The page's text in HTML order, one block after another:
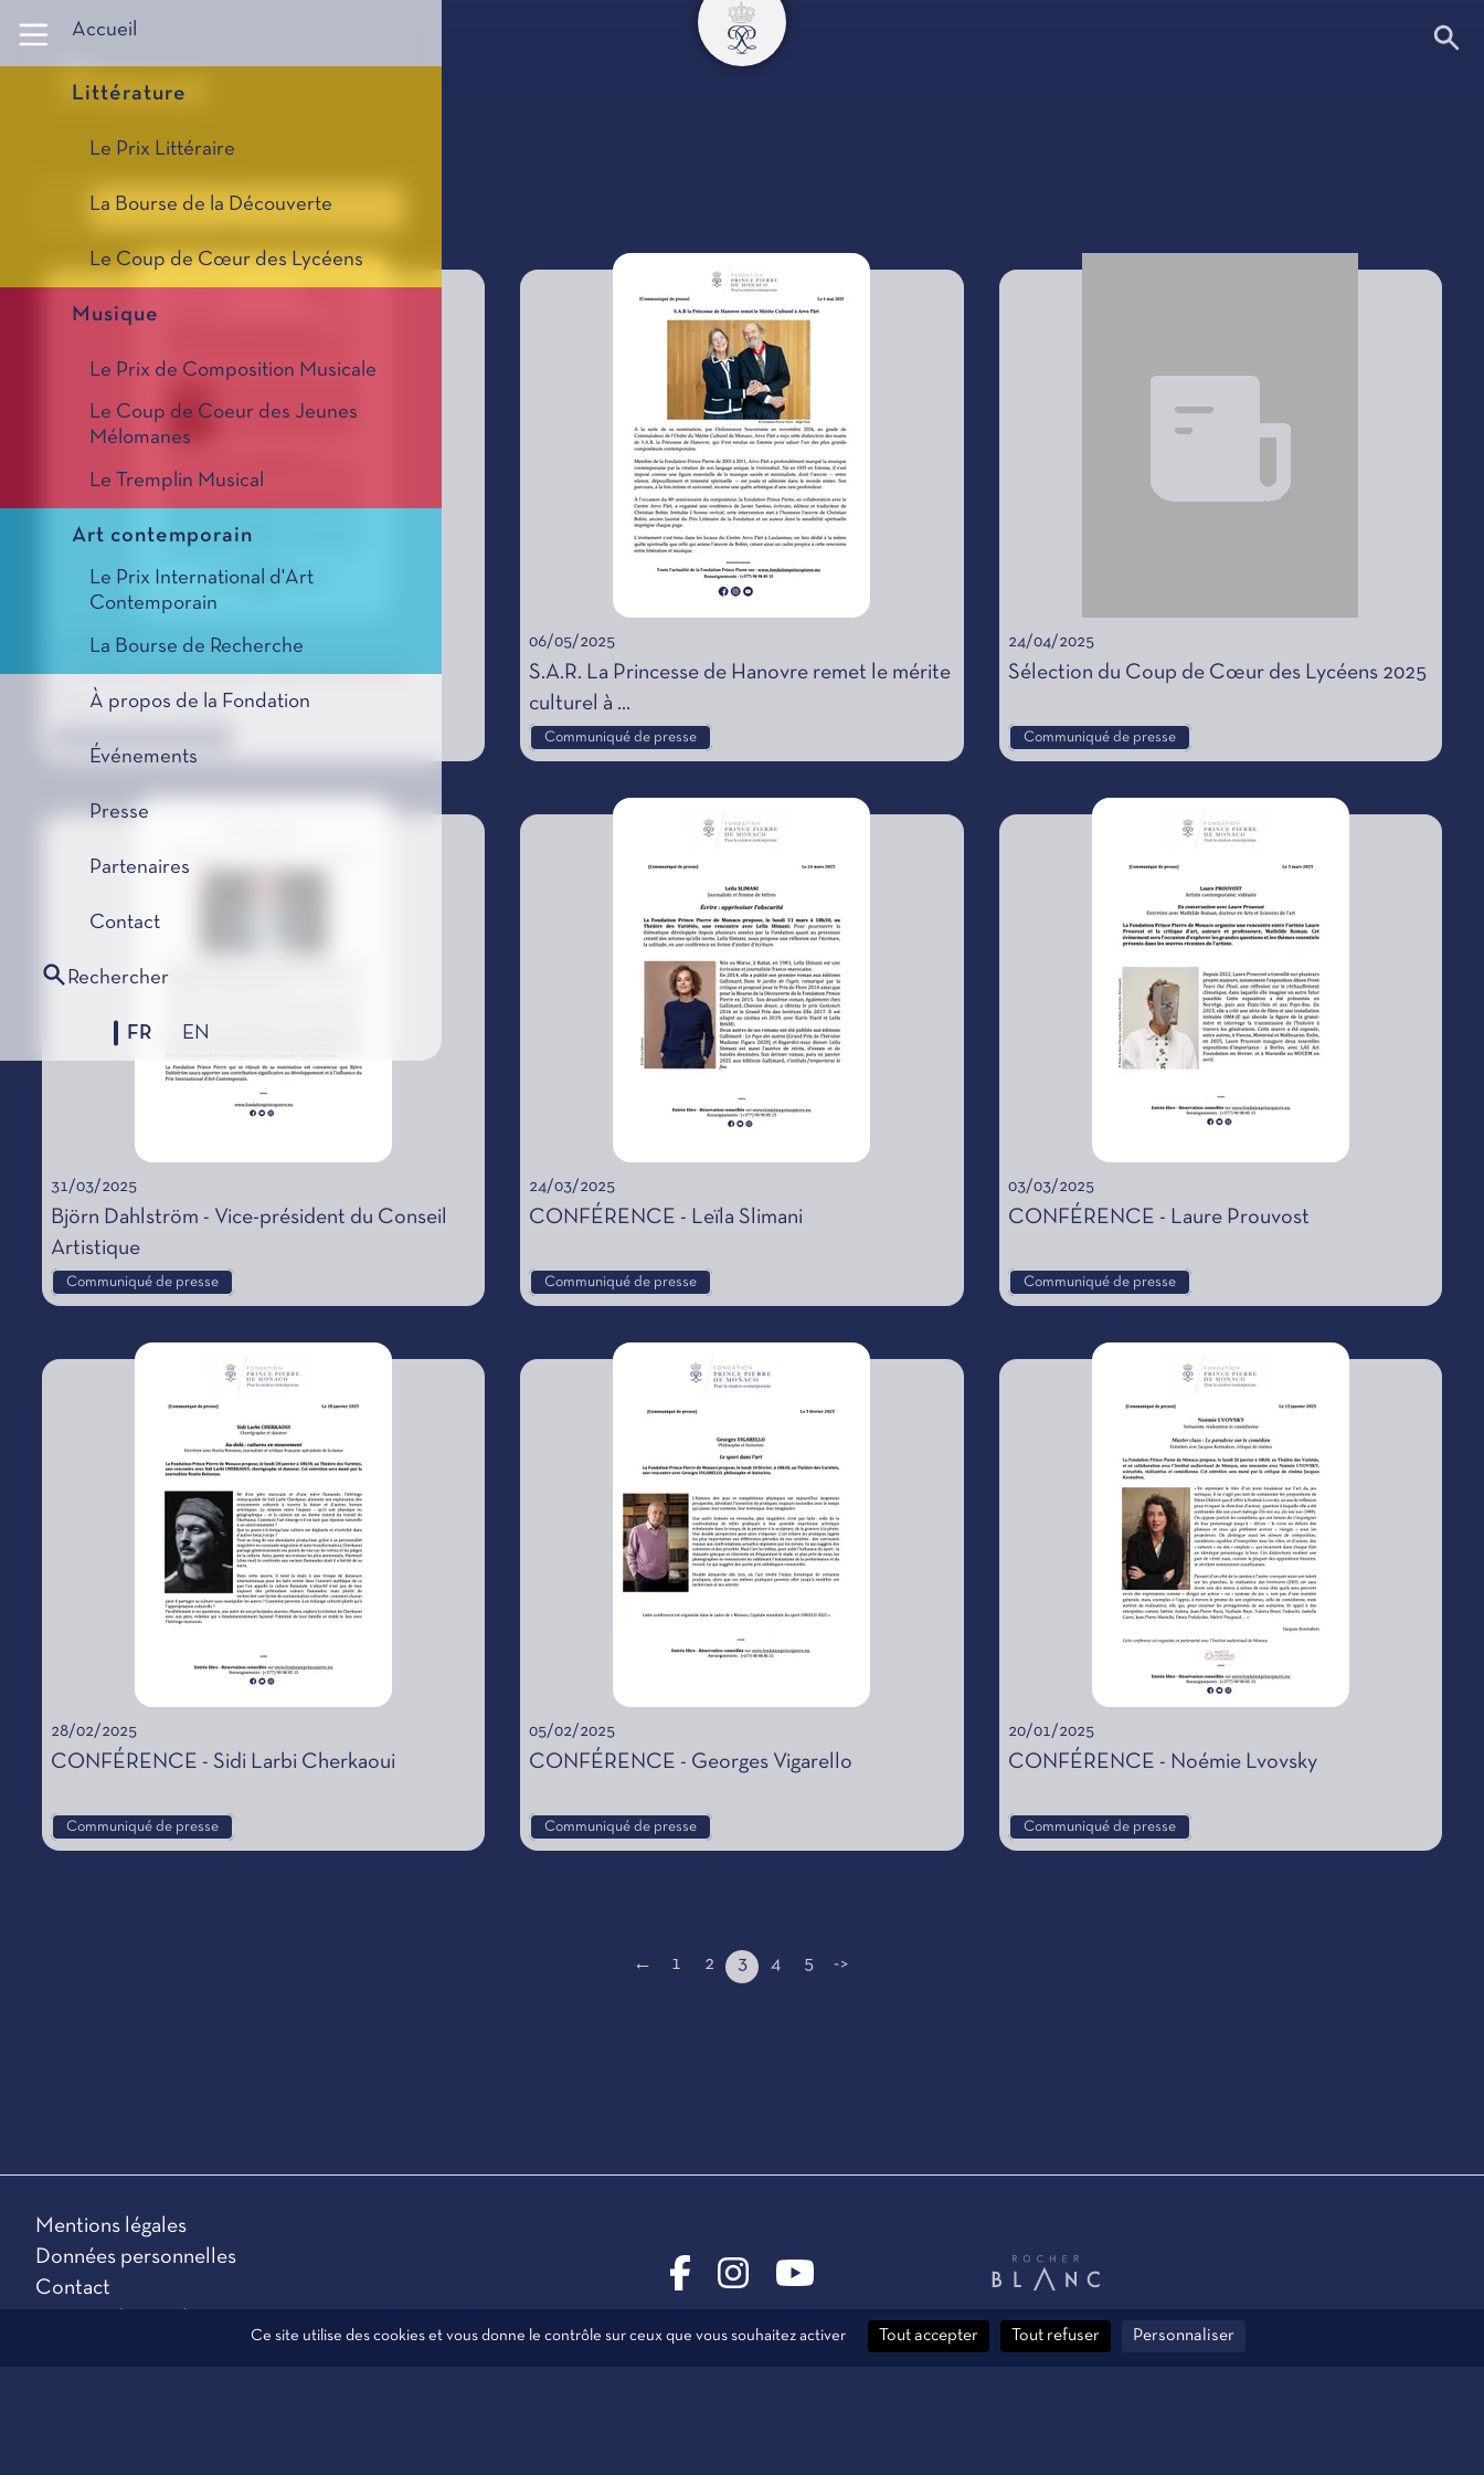
Accueil
Littérature
Le Prix Littéraire
La Bourse de la Découverte
Le Coup de Cœur des Lycéens
Musique
Le Prix de Composition Musicale
Le Coup de Coeur des Jeunes
Mélomanes
Le Tremplin Musical
Art contemporain
Le Prix International d'Art
Contemporain
La Bourse de Recherche
À propos de la Fondation
Événements
Presse
Partenaires
Contact
Rechercher
FR EN
Presse
Dossier de presse Communiqué de presse
13/05/2025
Conférence de Jacques Rancière | Paris,
Maison de la Poésie
06/05/2025
S.A.R. La Princesse de Hanovre remet le mérite
culturel à ...
Communiqué de presse
24/04/2025
Sélection du Coup de Cœur des Lycéens 2025
Communiqué de presse
31/03/2025
Björn Dahlström - Vice-président du Conseil
Artistique
Communiqué de presse
24/03/2025
CONFÉRENCE - Leïla Slimani
Communiqué de presse
03/03/2025
CONFÉRENCE - Laure Prouvost
Communiqué de presse
28/02/2025
CONFÉRENCE - Sidi Larbi Cherkaoui
Communiqué de presse
05/02/2025
CONFÉRENCE - Georges Vigarello
Communiqué de presse
20/01/2025
CONFÉRENCE - Noémie Lvovsky
Communiqué de presse
← 1 2 3 4 5 ->
Mentions légales
Données personnelles
Contact
Ce site utilise des cookies et vous donne le contrôle sur ceux que vous souhaitez activer Tout accepter Tout refuser Personnaliser